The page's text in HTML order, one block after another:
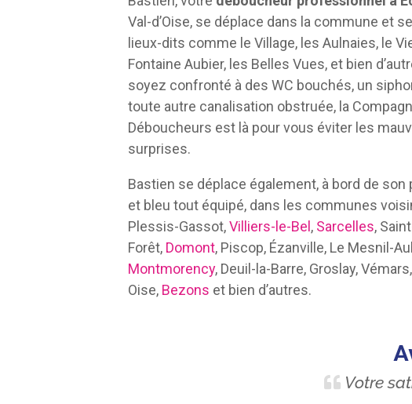
Val-d’Oise, se déplace dans la commune et
lieux-dits comme le Village, les Aulnaies, le
Fontaine Aubier, les Belles Vues, et bien
soyez confronté à des WC bouchés, un
toute autre canalisation obstruée, la
Déboucheurs est là pour vous éviter les
surprises.
Bastien se déplace également, à bord de son
et bleu tout équipé, dans les communes
Plessis-Gassot,Villiers-le-Bel , Sarcelles,
Forêt, Domont, Piscop, Ézanville, Le Mesnil-
Montmorency, Deuil-la-Barre, Groslay,
Oise, Bezons et bien d’autres.
Votre